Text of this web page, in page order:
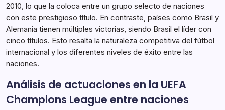
2010, lo que la coloca entre un grupo selecto de naciones
con este prestigioso título. En contraste, países como Brasil y
Alemania tienen múltiples victorias, siendo Brasil el líder con
cinco títulos. Esto resalta la naturaleza competitiva del fútbol
internacional y los diferentes niveles de éxito entre las
naciones.
Análisis de actuaciones en la UEFA
Champions League entre naciones